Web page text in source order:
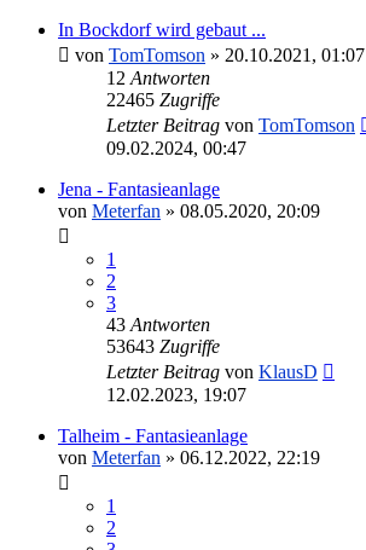
In Bockdorf wird gebaut ...
von TomTomson » 20.10.2021, 01:07
12 Antworten
22465 Zugriffe
Letzter Beitrag von TomTomson
09.02.2024, 00:47
Jena - Fantasieanlage
von Meterfan » 08.05.2020, 20:09
1
2
3
43 Antworten
53643 Zugriffe
Letzter Beitrag von KlausD
12.02.2023, 19:07
Talheim - Fantasieanlage
von Meterfan » 06.12.2022, 22:19
1
2